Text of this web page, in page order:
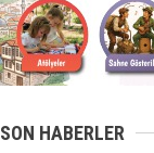
SON HABERLER